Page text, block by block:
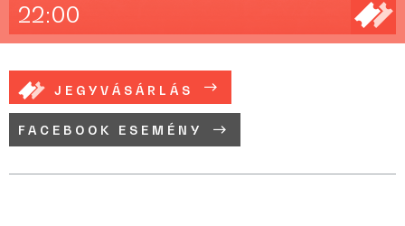
22:00
JEGYVÁSÁRLÁS
FACEBOOK ESEMÉNY